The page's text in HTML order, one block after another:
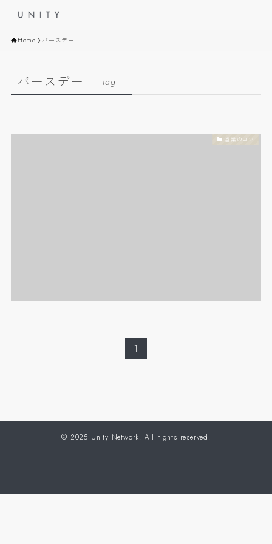
Home バースデー
バースデー – tag –
営業のコツ
1
© 2025 Unity Network. All rights reserved.